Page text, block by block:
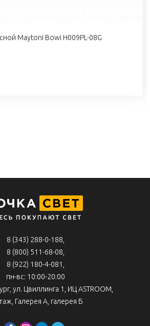
Maytoni Bowi H009PL-08G
8 (343) 288-0-188,
8 (800) 511-68-08,
8 (922) 180-4-081,
пн-вс: 10:00-20:00
ул. Цвиллинга 1, ИЦ ASTROOM,
Галерея А, галерея Б